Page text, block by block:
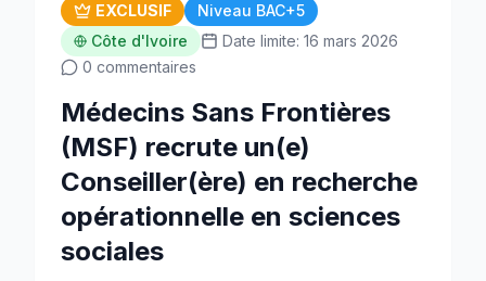
EXCLUSIF
Niveau BAC+5
Côte d'Ivoire
Date limite: 16 mars 2026
0 commentaires
Médecins Sans Frontières
(MSF) recrute un(e)
Conseiller(ère) en recherche
opérationnelle en sciences
sociales